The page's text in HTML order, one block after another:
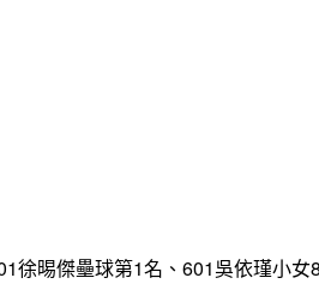
晹傑壘球第1名、601吳依瑾小